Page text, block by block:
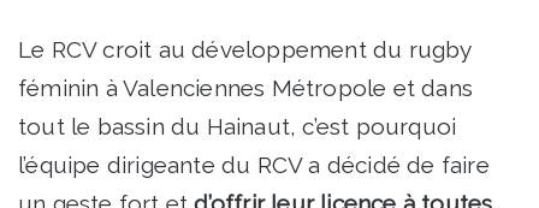
Le RCV croit au développement du rugby
féminin à Valenciennes Métropole et dans
tout le bassin du Hainaut, c’est pourquoi
l’équipe dirigeante du RCV a décidé de faire